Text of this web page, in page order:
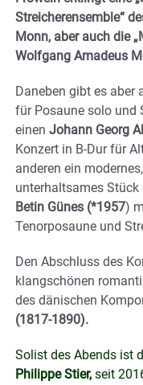
Streicherensemble“
Monn, aber auch die
Wolfgang Amadeus
Daneben gibt es aber
für Posaune solo und
einen Johann Georg
Konzert in B-Dur für
anderen ein
unterhaltsames
Betin Günes (*1957)
Tenorposaune und
Den Abschluss des
klangschönen
des dänischen
(1817-1890).
Solist des Abends ist
Philippe Stier, seit